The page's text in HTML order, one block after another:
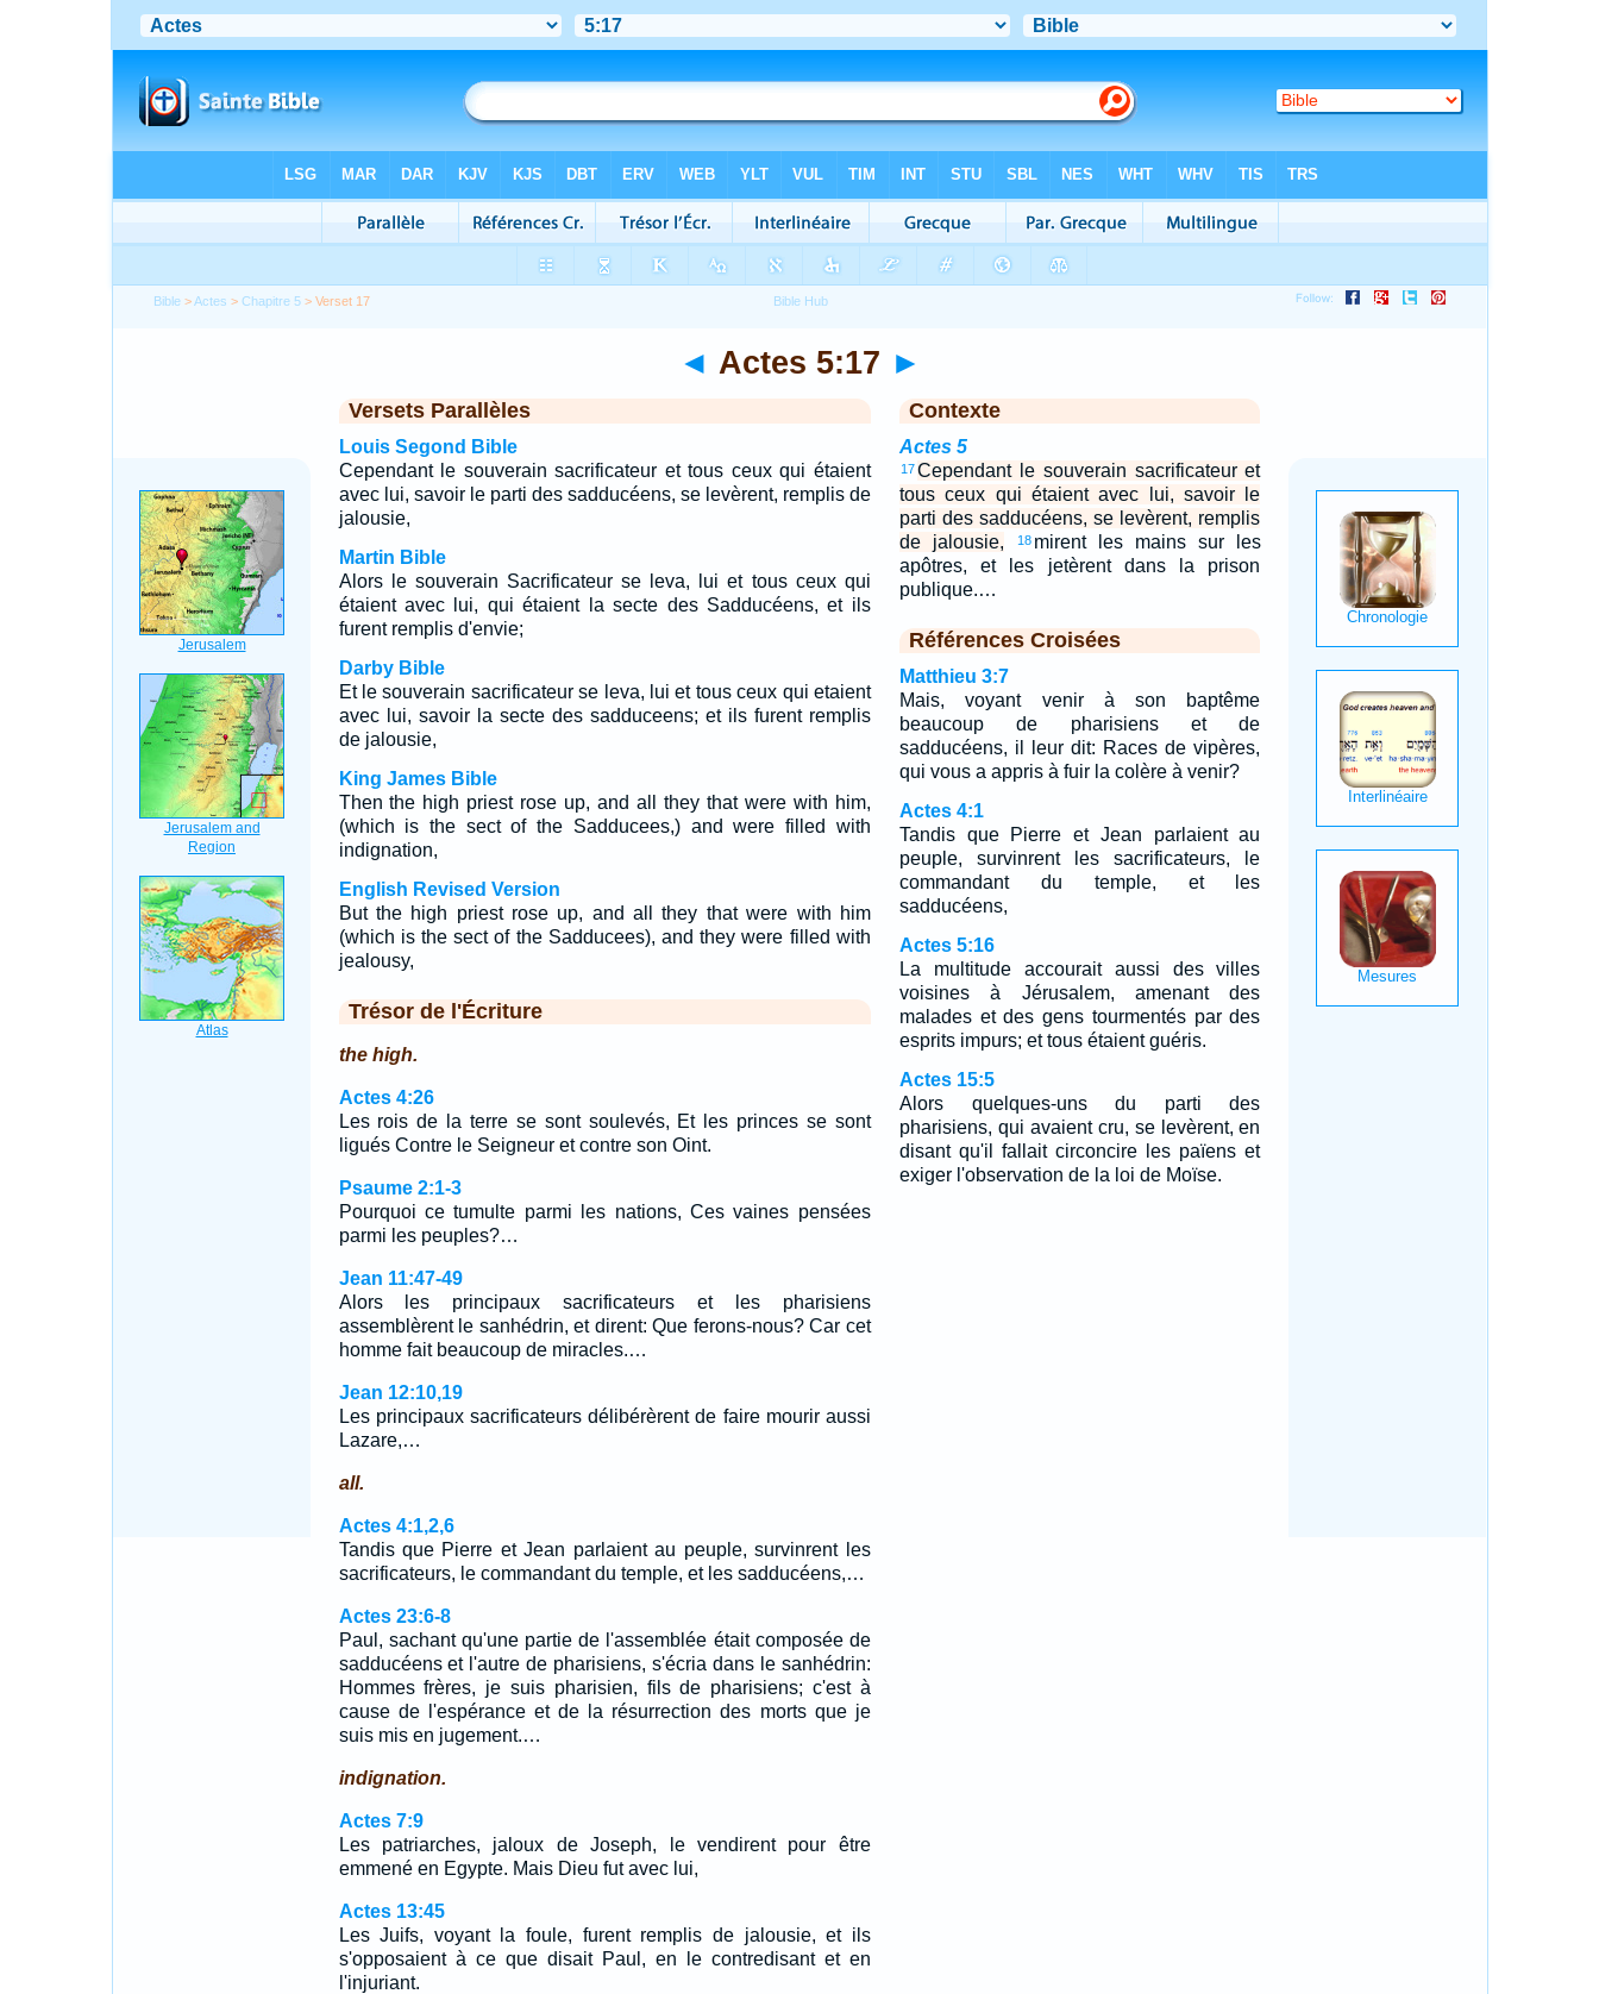
Bible >Actes >Chapitre 5 > Verset 17
◄ Actes 5:17 ►
Versets Parallèles
Louis Segond Bible
Cependant le souverain sacrificateur et tous ceux qui étaient
avec lui, savoir le parti des sadducéens, se levèrent, remplis de
jalousie,
Martin Bible
Alors le souverain Sacrificateur se leva, lui et tous ceux qui
étaient avec lui, qui étaient la secte des Sadducéens, et ils
furent remplis d'envie;
Darby Bible
Et le souverain sacrificateur se leva, lui et tous ceux qui etaient
avec lui, savoir la secte des sadduceens; et ils furent remplis
de jalousie,
King James Bible
Then the high priest rose up, and all they that were with him,
(which is the sect of the Sadducees,) and were filled with
indignation,
English Revised Version
But the high priest rose up, and all they that were with him
(which is the sect of the Sadducees), and they were filled with
jealousy,
Trésor de l'Écriture
the high.
Actes 4:26
Les rois de la terre se sont soulevés, Et les princes se sont
ligués Contre le Seigneur et contre son Oint.
Psaume 2:1-3
Pourquoi ce tumulte parmi les nations, Ces vaines pensées
parmi les peuples?…
Jean 11:47-49
Alors les principaux sacrificateurs et les pharisiens
assemblèrent le sanhédrin, et dirent: Que ferons-nous? Car cet
homme fait beaucoup de miracles.…
Jean 12:10,19
Les principaux sacrificateurs délibérèrent de faire mourir aussi
Lazare,…
all.
Actes 4:1,2,6
Tandis que Pierre et Jean parlaient au peuple, survinrent les
sacrificateurs, le commandant du temple, et les sadducéens,…
Actes 23:6-8
Paul, sachant qu'une partie de l'assemblée était composée de
sadducéens et l'autre de pharisiens, s'écria dans le sanhédrin:
Hommes frères, je suis pharisien, fils de pharisiens; c'est à
cause de l'espérance et de la résurrection des morts que je
suis mis en jugement.…
indignation.
Actes 7:9
Les patriarches, jaloux de Joseph, le vendirent pour être
emmené en Egypte. Mais Dieu fut avec lui,
Actes 13:45
Les Juifs, voyant la foule, furent remplis de jalousie, et ils
s'opposaient à ce que disait Paul, en le contredisant et en
l'injuriant.
Contexte
Actes 5
17Cependant le souverain sacrificateur et
tous ceux qui étaient avec lui, savoir le
parti des sadducéens, se levèrent, remplis
de jalousie,
18 mirent les mains sur les
apôtres, et les jetèrent dans la prison
publique.…
Références Croisées
Matthieu 3:7
Mais, voyant venir à son baptême
beaucoup de pharisiens et de
sadducéens, il leur dit: Races de vipères,
qui vous a appris à fuir la colère à venir?
Actes 4:1
Tandis que Pierre et Jean parlaient au
peuple, survinrent les sacrificateurs, le
commandant du temple, et les
sadducéens,
Actes 5:16
La multitude accourait aussi des villes
voisines à Jérusalem, amenant des
malades et des gens tourmentés par des
esprits impurs; et tous étaient guéris.
Actes 15:5
Alors quelques-uns du parti des
pharisiens, qui avaient cru, se levèrent, en
disant qu'il fallait circoncire les païens et
exiger l'observation de la loi de Moïse.